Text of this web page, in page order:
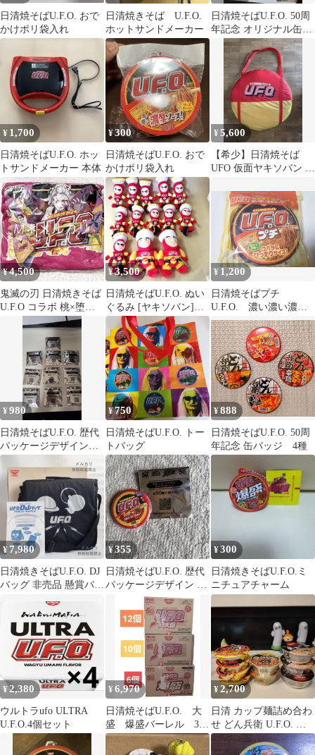
日清焼そばU.F.O. おで
かけポリ袋入れ
日清焼きそば U.F.O.
ホットサンドメーカー
日清焼そばU.F.O. 50周
年記念 オリジナル缶バ
ッジ 10種セット
¥ 1,700
日清焼そばU.F.O. ホッ
トサンドメーカー 本体
¥300
日清焼そばU.F.O. おで
かけポリ袋入れ
¥5,600
【希少】日清焼そば
UFO 仮面ヤキソバン テ
き 日清食品
¥4,500
鬼滅の刃 日清焼きそば
U.F.O コラボ 桃×堕姫
¥3,500
日清焼そばU.F.O. ぬい
ぐるみ [ヤキソバン]ま
とめ売り
¥ 1,200
日清焼そばプチ
U.F.O. 濃い濃い濃厚
ポーチBOOK
¥980
日清焼そばU.F.O. 歴代
パッケージデザイン缶
バッジ 10個セット
¥750
日清焼そばU.F.O. トー
トバッグ
¥888
日清焼そばU.F.O. 50周
年記念 缶バッジ 4種
¥ 7,980
日清焼きそばU.F.O. DJ
バッグ 非売品 懸賞バッ
¥355
日清焼そばU.F.O. 歴代
パッケージデザイン オ
リジナル缶バッジ
¥300
日清焼きそばU.F.O.ミ
ニチュアチャーム
¥2,380
ウルトラufo ULTRA
U.F.O.4個セット
¥6,970
日清焼そばU.F.O. 大
盛 爆盛バーレル 3種
3箱セット 合計28点
¥2,700
日清 カップ麺詰め合わ
せ どん兵衛 U.F.O. ラ
王